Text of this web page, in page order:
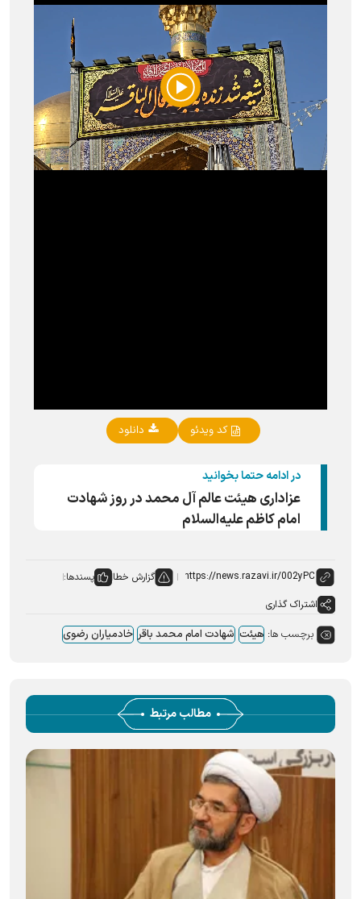
Play
Video
کد ویدئو دانلود
در ادامه حتما بخوانید
عزاداری هیئت عالم آل محمد در روز شهادت
امام کاظم علیه‌السلام
گزارش خطا
پسندها:
اشتراک گذاری
برچسب ها: هیئت شهادت امام محمد باقر خادمیاران رضوی
مطالب مرتبط